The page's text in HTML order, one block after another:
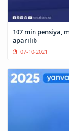
107 min pensiya,
aparılıb
07-10-2021